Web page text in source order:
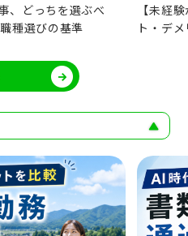
、どっちを選ぶべ
種選びの基準
【未経
ト・デ